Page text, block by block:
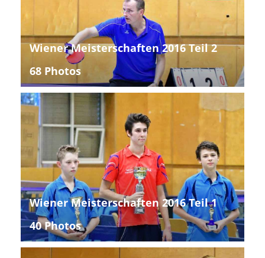
Wiener Meisterschaften 2016 Teil 2
68 Photos
Wiener Meisterschaften 2016 Teil 1
40 Photos